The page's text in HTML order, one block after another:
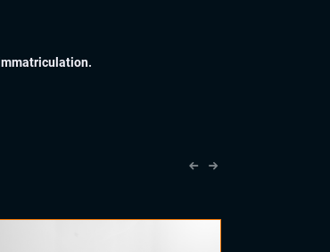
Feux Matrix LED